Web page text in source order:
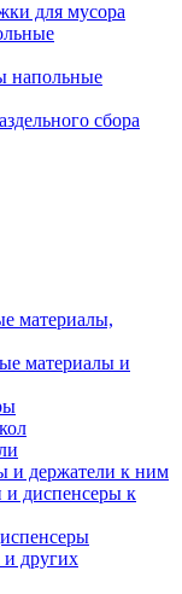
для мусора
напольные
сбора
материалы,
материалы и
и держатели к ним
диспенсеры к
и других